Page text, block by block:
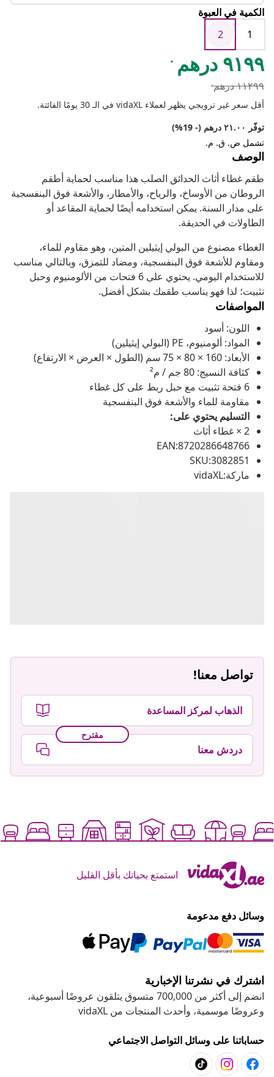
الكمية في العبوة
1
2
٩١٩٩ درهم .
١١٢٩٩ درهم .
أقل سعر غير ترويجي يظهر لعملاء vidaXL في الـ 30 يومًا الفائتة.
توفّر ٢١.٠٠ درهم (- 19%)
تشمل ض. ق. م.
الوصف
طقم غطاء أثاث الحدائق الصلب هذا مناسب لحماية أطقم
الروطان من الأوساخ، والرياح، والأمطار، والأشعة فوق البنفسجية
على مدار السنة. يمكن استخدامه أيضًا لحماية المقاعد أو
الطاولات في الحديقة.
الغطاء مصنوع من البولي إيثيلين المتين، وهو مقاوم للماء،
ومقاوم للأشعة فوق البنفسجية، ومضاد للتمزق، وبالتالي مناسب
للاستخدام اليومي. يحتوي على 6 فتحات من الألومنيوم وحبل
تثبيت؛ لذا فهو يناسب طقمك بشكل أفضل.
المواصفات
اللون: أسود
المواد: ألومنيوم، PE (البولي إيثيلين)
الأبعاد: 160 × 80 × 75 سم (الطول × العرض × الارتفاع)
كثافة النسيج: 80 جم / م²
6 فتحة تثبيت مع حبل ربط على كل غطاء
مقاومة للماء والأشعة فوق البنفسجية
التسليم يحتوي على:
2 × غطاء أثاث
EAN:8720286648766
SKU:3082851
ماركة:vidaXL
تواصل معنا!
الذهاب لمركز المساعدة
مقترح
دردش معنا
استمتع بحياتك بأقل القليل
وسائل دفع مدعومة
اشترك في نشرتنا الإخبارية
انضم إلى أكثر من 700,000 متسوق يتلقون عروضًا أسبوعية،
وعروضًا موسمية، وأحدث المنتجات من vidaXL
حساباتنا على وسائل التواصل الاجتماعي